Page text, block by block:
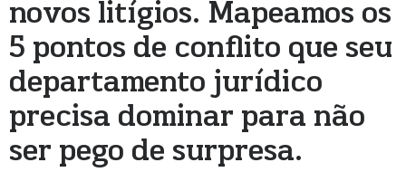
novos litígios. Mapeamos os
5 pontos de conflito que seu
departamento jurídico
precisa dominar para não
ser pego de surpresa.